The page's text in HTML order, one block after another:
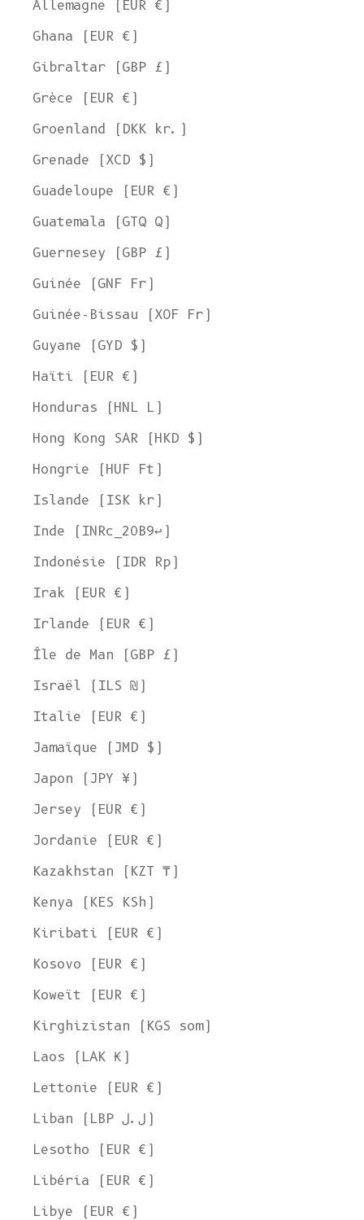
Allemagne (EUR €)
Ghana (EUR €)
Gibraltar (GBP £)
Grèce (EUR €)
Groenland (DKK kr.)
Grenade (XCD $)
Guadeloupe (EUR €)
Guatemala (GTQ Q)
Guernesey (GBP £)
Guinée (GNF Fr)
Guinée-Bissau (XOF Fr)
Guyane (GYD $)
Haïti (EUR €)
Honduras (HNL L)
Hong Kong SAR (HKD $)
Hongrie (HUF Ft)
Islande (ISK kr)
Inde (INRc_20B9↩)
Indonésie (IDR Rp)
Irak (EUR €)
Irlande (EUR €)
Île de Man (GBP £)
Israël (ILS ₪)
Italie (EUR €)
Jamaïque (JMD $)
Japon (JPY ¥)
Jersey (EUR €)
Jordanie (EUR €)
Kazakhstan (KZT ₸)
Kenya (KES KSh)
Kiribati (EUR €)
Kosovo (EUR €)
Koweït (EUR €)
Kirghizistan (KGS som)
Laos (LAK ₭)
Lettonie (EUR €)
Liban (LBP ل.ل)
Lesotho (EUR €)
Libéria (EUR €)
Libye (EUR €)